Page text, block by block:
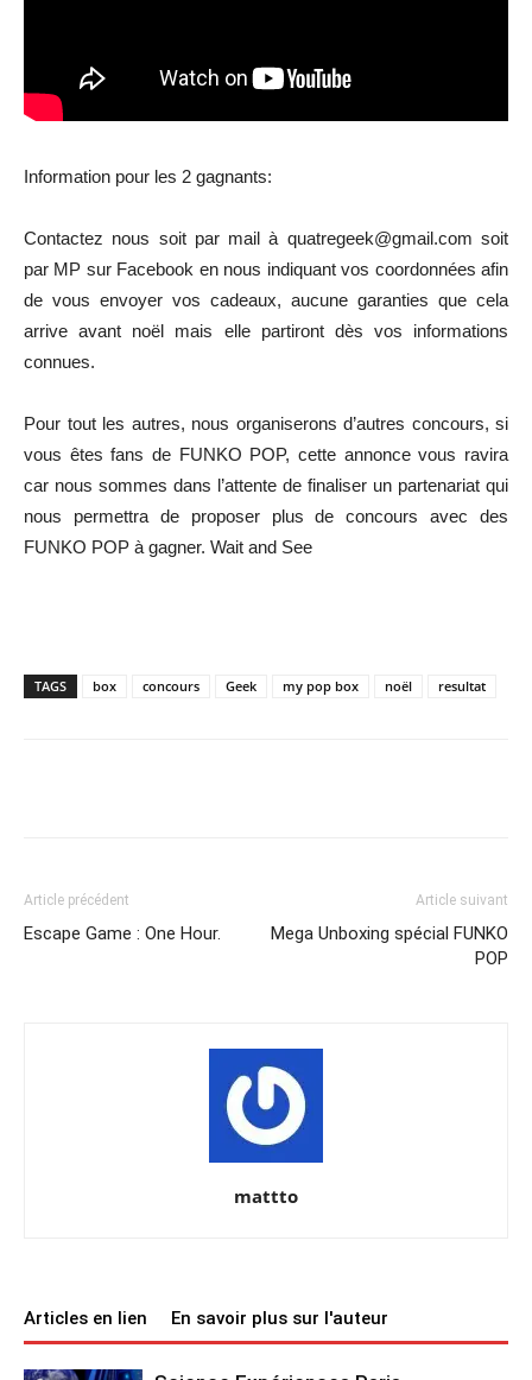
Information pour les 2 gagnants:
Contactez nous soit par mail à quatregeek@gmail.com soit
par MP sur Facebook en nous indiquant vos coordonnées afin
de vous envoyer vos cadeaux, aucune garanties que cela
arrive avant noël mais elle partiront dès vos informations
connues.
Pour tout les autres, nous organiserons d’autres concours, si
vous êtes fans de FUNKO POP, cette annonce vous ravira
car nous sommes dans l’attente de finaliser un partenariat qui
nous permettra de proposer plus de concours avec des
FUNKO POP à gagner. Wait and See
TAGS box concours Geek my pop box noël resultat
Article précédent
Escape Game : One Hour.
Article suivant
Mega Unboxing spécial FUNKO
POP
mattto
Articles en lien En savoir plus sur l'auteur